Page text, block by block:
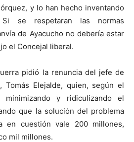
y lo han hecho inventando
Si se respetaran las normas
de Ayacucho no debería estar
el Concejal liberal.
pidió la renuncia del jefe de
Tomás Elejalde, quien, según el
minimizando y ridiculizando el
que la solución del problema
en cuestión vale 200 millones,
mil millones.